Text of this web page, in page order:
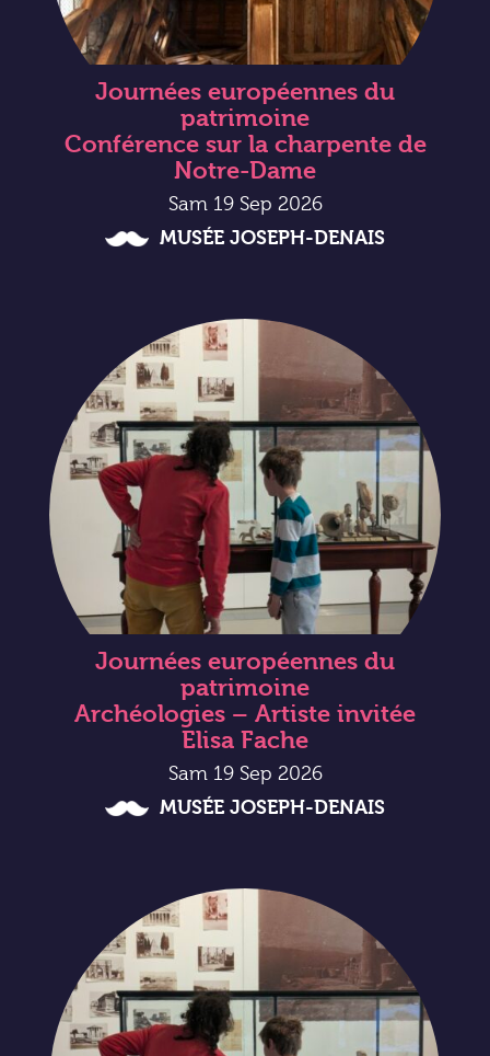
Journées européennes du
patrimoine
Conférence sur la charpente de
Notre-Dame
Sam 19 Sep 2026
MUSÉE JOSEPH-DENAIS
Journées européennes du
patrimoine
Archéologies – Artiste invitée
Elisa Fache
Sam 19 Sep 2026
MUSÉE JOSEPH-DENAIS